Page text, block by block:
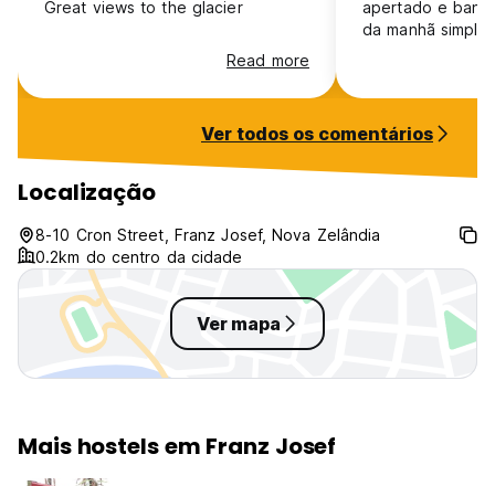
Great views to the glacier
Read more
apertado e
da manhã
Ver todos os comentários
Localização
8-10 Cron Street, Franz Josef, Nova Zelândia
0.2km do centro da cidade
Ver mapa
Mais hostels em Franz Josef